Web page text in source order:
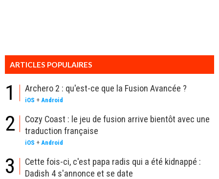
ARTICLES POPULAIRES
1 Archero 2 : qu'est-ce que la Fusion Avancée ?
iOS + Android
2
Cozy Coast : le jeu de fusion arrive bientôt avec une
traduction française
iOS + Android
3
Cette fois-ci, c'est papa radis qui a été kidnappé :
Dadish 4 s'annonce et se date